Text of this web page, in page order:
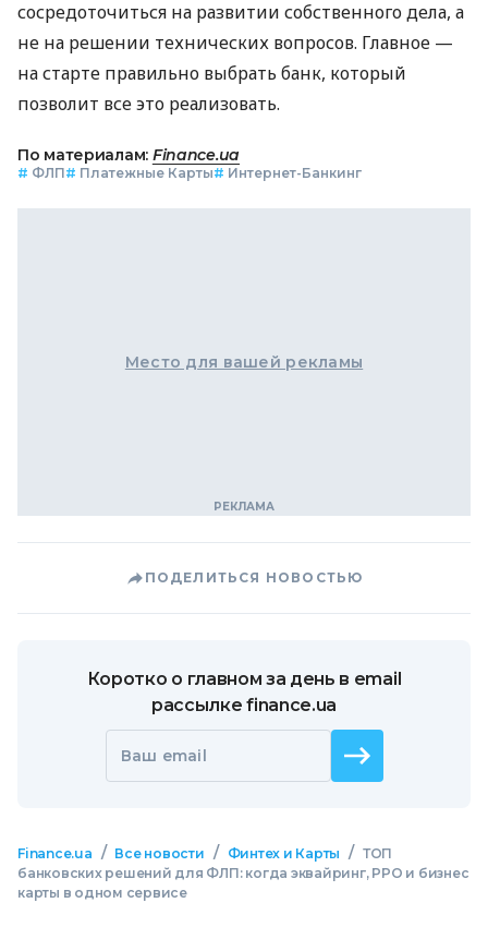
сосредоточиться на развитии собственного дела, а
не на решении технических вопросов. Главное —
на старте правильно выбрать банк, который
позволит все это реализовать.
По материалам: Finance.ua
# ФЛП# Платежные Карты# Интернет-Банкинг
Место для вашей рекламы
ПОДЕЛИТЬСЯ НОВОСТЬЮ
Коротко о главном за день в email
рассылке finance.ua
Ваш email
Finance.ua / Все новости / Финтех и Карты / ТОП
банковских решений для ФЛП: когда эквайринг, РРО и бизнес
карты в одном сервисе